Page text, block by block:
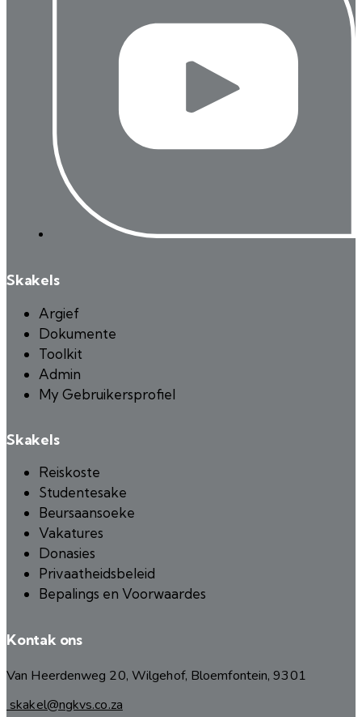
Skakels
Argief
Dokumente
Toolkit
Admin
My Gebruikersprofiel
Skakels
Reiskoste
Studentesake
Beursaansoeke
Vakatures
Donasies
Privaatheidsbeleid
Bepalings en Voorwaardes
Kontak ons
Van Heerdenweg 20, Wilgehof, Bloemfontein, 9301
skakel@ngkvs.co.za